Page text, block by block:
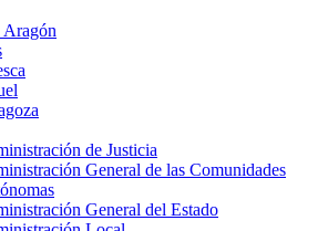
Aragón
de Justicia
General de las Comunidades
General del Estado